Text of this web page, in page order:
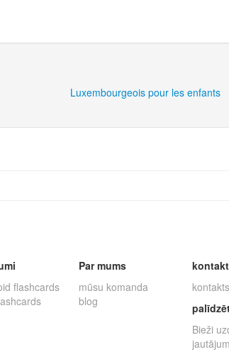
Luxembourgeois pour les enfants
flashcards
Par mums
mūsu komanda
blog
kontakts
Bieži